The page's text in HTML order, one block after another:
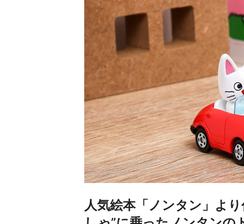
人気絵本「ノンタン」よ